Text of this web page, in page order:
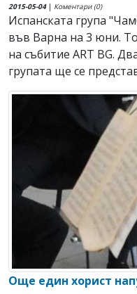
2015-05-04| Коментари (0)
Испанската група
във Варна на 3 юни.
на събитие ART BG.
групата ще се
Още един хорист